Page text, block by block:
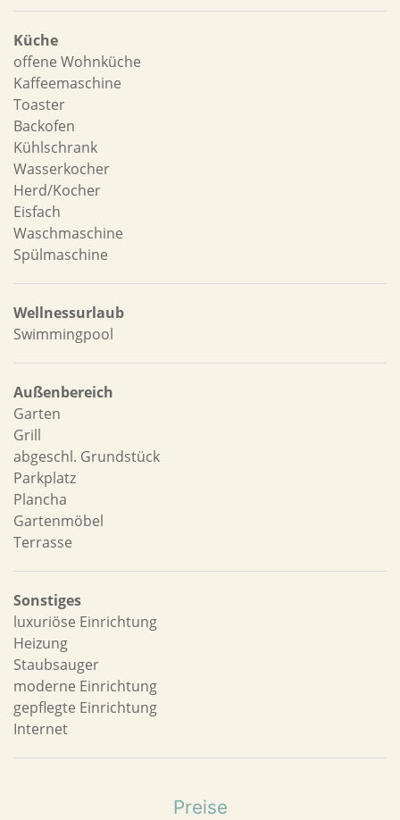
Küche
offene Wohnküche
Kaffeemaschine
Toaster
Backofen
Kühlschrank
Wasserkocher
Herd/Kocher
Eisfach
Waschmaschine
Spülmaschine
Wellnessurlaub
Swimmingpool
Außenbereich
Garten
Grill
abgeschl. Grundstück
Parkplatz
Plancha
Gartenmöbel
Terrasse
Sonstiges
luxuriöse Einrichtung
Heizung
Staubsauger
moderne Einrichtung
gepflegte Einrichtung
Internet
Preise